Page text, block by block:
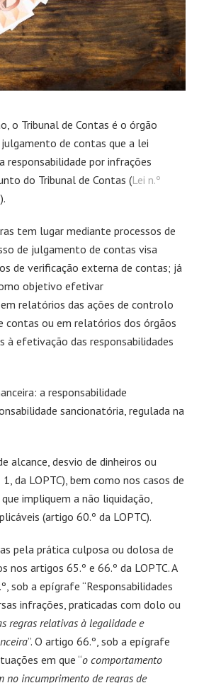
o Tribunal de Contas é o órgão
de contas que a lei
por infrações
do Tribunal de Contas (Lei n.º
tem lugar mediante processos de
de julgamento de contas visa
de verificação externa de contas; já
objetivo efetivar
relatórios das ações de controlo
contas ou em relatórios dos órgãos
à efetivação das responsabilidades
a responsabilidade
sancionatória, regulada na
alcance, desvio de dinheiros ou
da LOPTC), bem como nos casos de
impliquem a não liquidação,
(artigo 60.º da LOPTC).
pela prática culposa ou dolosa de
artigos 65.º e 66.º da LOPTC. A
sob a epígrafe “Responsabilidades
infrações, praticadas com dolo ou
regras relativas à legalidade e
”. O artigo 66.º, sob a epígrafe
em que “o comportamento
no incumprimento de regras de